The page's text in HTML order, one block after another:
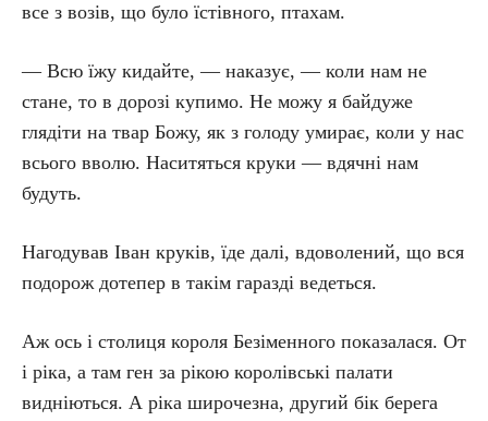
все з возів, що було їстівного, птахам.
— Всю їжу кидайте, — наказує, — коли нам не
стане, то в дорозі купимо. Не можу я байдуже
глядіти на твар Божу, як з голоду умирає, коли у нас
всього вволю. Наситяться круки — вдячні нам
будуть.
Нагодував Іван круків, їде далі, вдоволений, що вся
подорож дотепер в такім гаразді ведеться.
Аж ось і столиця короля Безіменного показалася. От
і ріка, а там ген за рікою королівські палати
видніються. А ріка широчезна, другий бік берега